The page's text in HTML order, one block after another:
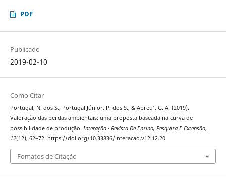
PDF
Publicado
2019-02-10
Como Citar
Portugal, N. dos S., Portugal Júnior, P. dos S., & Abreu', G. A. (2019).
Valoração das perdas ambientais: uma proposta baseada na curva de
possibilidade de produção. Interação - Revista De Ensino, Pesquisa E Extensão,
12(12), 62–72. https://doi.org/10.33836/interacao.v12i12.20
Fomatos de Citação